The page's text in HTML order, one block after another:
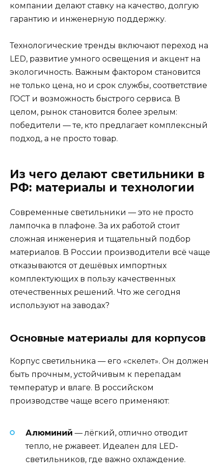
компании делают ставку на качество, долгую
гарантию и инженерную поддержку.
Технологические тренды включают переход на
LED, развитие умного освещения и акцент на
экологичность. Важным фактором становится
не только цена, но и срок службы, соответствие
ГОСТ и возможность быстрого сервиса. В
целом, рынок становится более зрелым:
победители — те, кто предлагает комплексный
подход, а не просто товар.
Из чего делают светильники в
РФ: материалы и технологии
Современные светильники — это не просто
лампочка в плафоне. За их работой стоит
сложная инженерия и тщательный подбор
материалов. В России производители всё чаще
отказываются от дешёвых импортных
комплектующих в пользу качественных
отечественных решений. Что же сегодня
используют на заводах?
Основные материалы для корпусов
Корпус светильника — его «скелет». Он должен
быть прочным, устойчивым к перепадам
температур и влаге. В российском
производстве чаще всего применяют:
Алюминий — лёгкий, отлично отводит
тепло, не ржавеет. Идеален для LED-
светильников, где важно охлаждение.